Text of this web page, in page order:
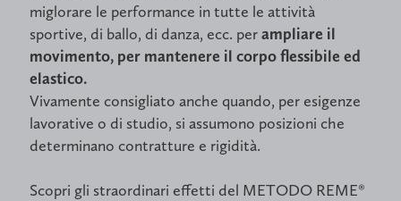
miglorare le performance in tutte le attività
sportive, di ballo, di danza, ecc. perampliare il
movimento, per mantenere il corpo flessibile ed
elastico.
Vivamente consigliato anche quando, per esigenze
lavorative o di studio, si assumono posizioni che
determinano contratture e rigidità.
Scopri gli straordinari effetti del METODO REME®